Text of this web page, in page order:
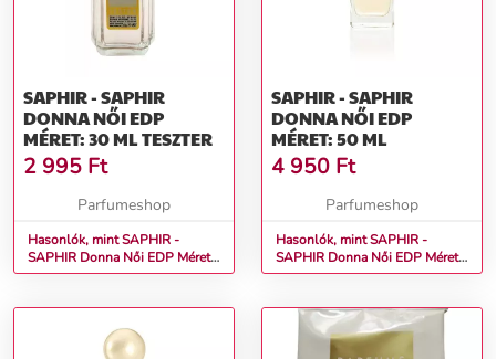
SAPHIR - SAPHIR
DONNA NŐI EDP
MÉRET: 30 ML TESZTER
2 995 Ft
Parfumeshop
Hasonlók, mint SAPHIR -
SAPHIR Donna Női EDP Méret:
30 ml teszter
SAPHIR - SAPHIR
DONNA NŐI EDP
MÉRET: 50 ML
4 950 Ft
Parfumeshop
Hasonlók, mint SAPHIR -
SAPHIR Donna Női EDP Méret:
50 ml